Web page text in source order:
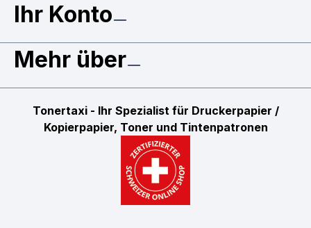
Ihr Konto
Mehr über
Tonertaxi - Ihr Spezialist für Druckerpapier /
Kopierpapier, Toner und Tintenpatronen